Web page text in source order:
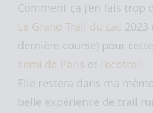
Comment ça j’en fais trop
Le Grand Trail du Lac 2023
dernière course) pour
semi de Paris et l’ecotrail.
Elle restera dans ma
belle expérience de trail